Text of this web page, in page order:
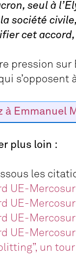
seul à
société
cet accord,
pression
s’opposent
à Emmanuel
plus loin :
les
UE-
UE-
UE-
UE-
un